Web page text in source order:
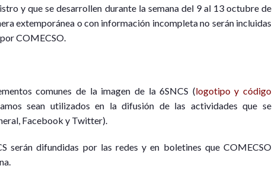
y que se desarrollen durante la semana del 9 al 13 octubre de
extemporánea o con información incompleta no serán incluidas
COMECSO.
comunes de la imagen de la 6SNCS (logotipo y código
sean utilizados en la difusión de las actividades que se
Facebook y Twitter).
serán difundidas por las redes y en boletines que COMECSO